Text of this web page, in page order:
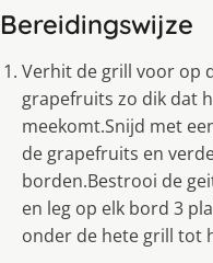
Bereidingswijze
Verhit de grill voor op
grapefruits zo dik dat
meekomt.Snijd met
de grapefruits en
borden.Bestrooi de
en leg op elk bord 3
onder de hete grill tot